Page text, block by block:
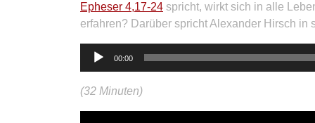
Epheser 4,17-24 spricht, wirkt sich in alle
erfahren? Darüber spricht Alexander Hirsch in
Audio-
00:00
(32 Minuten)